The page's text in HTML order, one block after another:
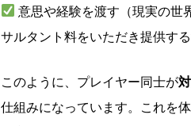
意思や経験を渡す（現実の世
サルタント料をいただき提供する
このように、プレイヤー同士が
仕組みになっています。これを体